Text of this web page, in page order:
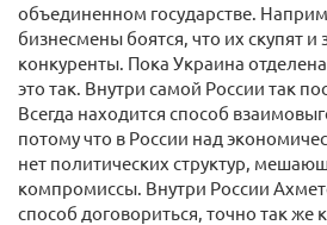
объединенном государстве.
бизнесмены боятся, что их скупят
конкуренты. Пока Украина
это так. Внутри самой России так
Всегда находится способ
потому что в России над
нет политических структур,
компромиссы. Внутри России
способ договориться, точно так же